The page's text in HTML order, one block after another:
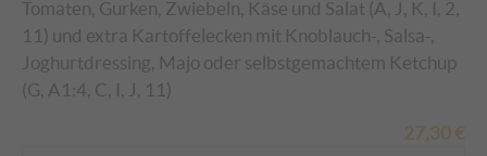
Tomaten, Gurken, Zwiebeln, Käse und Salat (A, J, K, I, 2,
11) und extra Kartoffelecken mit Knoblauch-, Salsa-,
Joghurtdressing, Majo oder selbstgemachtem Ketchup
(G, A1:4, C, I, J, 11)
27,30 €